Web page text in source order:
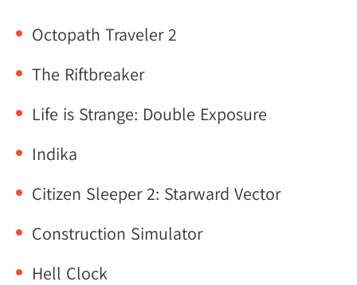
Octopath Traveler 2
The Riftbreaker
Life is Strange: Double Exposure
Indika
Citizen Sleeper 2: Starward Vector
Construction Simulator
Hell Clock